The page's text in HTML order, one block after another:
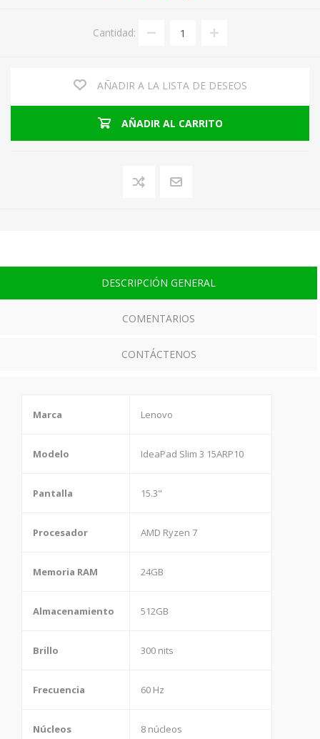
Cantidad:
AÑADIR A LA LISTA DE DESEOS
AÑADIR AL CARRITO
DESCRIPCIÓN GENERAL
COMENTARIOS
CONTÁCTENOS
Marca Lenovo
Modelo IdeaPad Slim 3 15ARP10
Pantalla 15.3"
Procesador AMD Ryzen 7
Memoria RAM 24GB
Almacenamiento 512GB
Brillo 300 nits
Frecuencia 60 Hz
Núcleos 8 núcleos